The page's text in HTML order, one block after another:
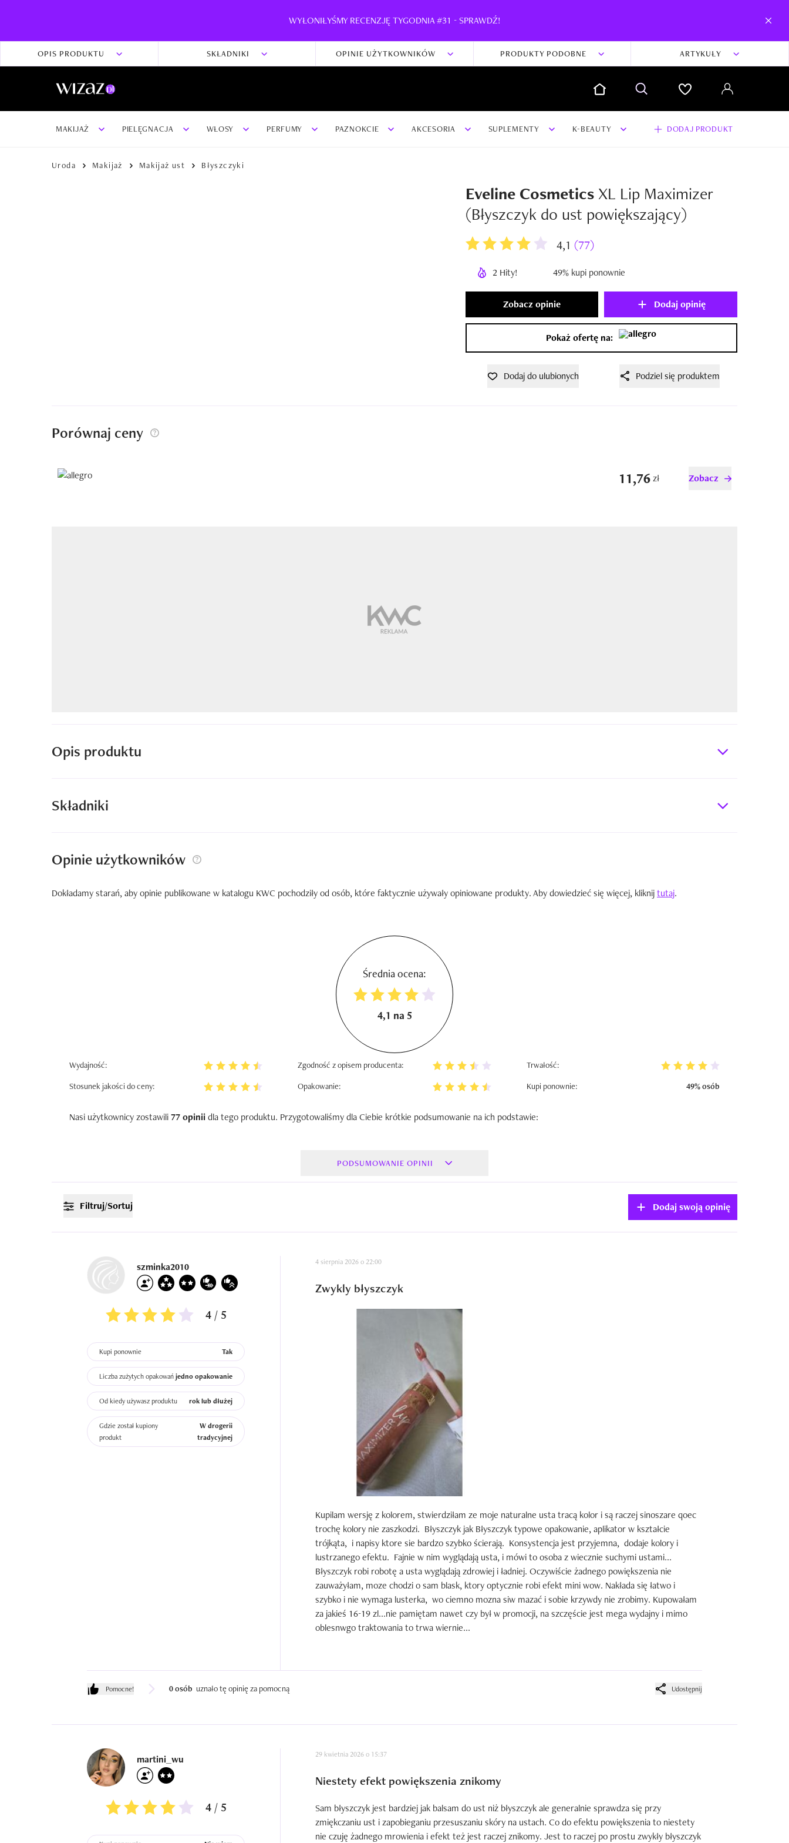
WYŁONIŁYŚMY RECENZJĘ TYGODNIA #31 - SPRAWDŹ!
OPIS PRODUKTU SKŁADNIKI OPINIE UŻYTKOWNIKÓW PRODUKTY PODOBNE ARTYKUŁY
MAKIJAŻ PIELĘGNACJA WŁOSY PERFUMY PAZNOKCIE AKCESORIA SUPLEMENTY K-BEAUTY DODAJ PRODUKT
Uroda Makijaż Makijaż ust Błyszczyki
dodaj swoją opinię i zdjęcia do produktu
Dodaj swoją opinię
Eveline CosmeticsXL Lip Maximizer
(Błyszczyk do ust powiększający)
4,1 (77)
2 Hity! 49% kupi ponownie
Zobacz opinie Dodaj opinię
Pokaż ofertę na:
Dodaj do ulubionych Podziel się produktem
Porównaj ceny
11,76zł Zobacz
Opis produktu
Składniki
Opinie użytkowników
Dokładamy starań, aby opinie publikowane w katalogu KWC pochodziły od osób, które faktycznie używały opiniowane produkty. Aby dowiedzieć się więcej, kliknijtutaj.
Średnia ocena:
4,1 na 5
Wydajność: Zgodność z opisem producenta:
Trwałość:
Stosunek jakości do ceny:
Opakowanie: Kupi ponownie: 49% osób
Nasi użytkownicy zostawili77 opiniidla tego produktu. Przygotowaliśmy dla Ciebie krótkie podsumowanie na ich podstawie:
PODSUMOWANIE OPINII
Dodaj swoją opinię
Filtruj/Sortuj
szminka2010
4 / 5
Kupi ponownie Tak
Liczba zużytych opakowań jedno opakowanie
Od kiedy używasz produktu rok lub dłużej
Gdzie został kupiony
produkt
W drogerii
tradycyjnej
4 sierpnia 2026 o 22:00
Zwykly błyszczyk
Kupilam wersję z kolorem, stwierdziłam ze moje naturalne usta tracą kolor i są raczej sinoszare qoec
trochę kolory nie zaszkodzi.  Błyszczyk jak Błyszczyk typowe opakowanie, aplikator w kształcie
trójkąta,  i napisy ktore sie bardzo szybko ścierają.  Konsystencja jest przyjemna,  dodaje kolory i
lustrzanego efektu.  Fajnie w nim wyglądają usta, i mówi to osoba z wiecznie suchymi ustami...
Błyszczyk robi robotę a usta wyglądają zdrowiej i ładniej. Oczywiście żadnego powiększenia nie
zauważyłam, moze chodzi o sam blask, ktory optycznie robi efekt mini wow. Nakłada się łatwo i
szybko i nie wymaga lusterka,  wo ciemno mozna siw mazać i sobie krzywdy nie zrobimy. Kupowałam
za jakieś 16-19 zl...nie pamiętam nawet czy był w promocji, na szczęście jest mega wydajny i mimo
oblesnwgo traktowania to trwa wiernie...
Pomocne! 0 osób uznało tę opinię za pomocną Udostępnij
martini_wu
4 / 5
29 kwietnia 2026 o 15:37
Niestety efekt powiększenia znikomy
Sam błyszczyk jest bardziej jak balsam do ust niż błyszczyk ale generalnie sprawdza się przy
zmiękczaniu ust i zapobieganiu przesuszaniu skóry na ustach. Co do efektu powiększenia to niestety
nie czuję żadnego mrowienia i efekt też jest raczej znikomy. Jest to raczej po prostu zwykły błyszczyk